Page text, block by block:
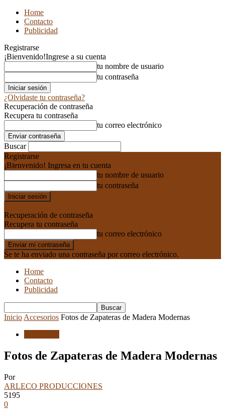
Home
Contacto
Publicidad
Registrarse
¡Bienvenido!Ingrese a su cuenta
tu nombre de usuario
tu contraseña
¿Olvidaste tu contraseña?
Recuperación de contraseña
Recupera tu contraseña
tu correo electrónico
Buscar
Registrarse
¡Bienvenido! Ingresa en tu cuenta
tu nombre de usuario
tu contraseña
Recuperación de contraseña
Recupera tu contraseña
tu correo electrónico
Se te ha enviado una contraseña por correo electrónico.
Home
Contacto
Publicidad
Inicio Accesorios Fotos de Zapateras de Madera Modernas
Fotos de Zapateras de Madera Modernas
Por
ARLECO PRODUCCIONES
5195
0